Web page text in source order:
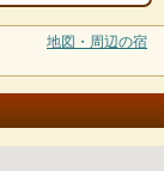
地図・周辺の宿